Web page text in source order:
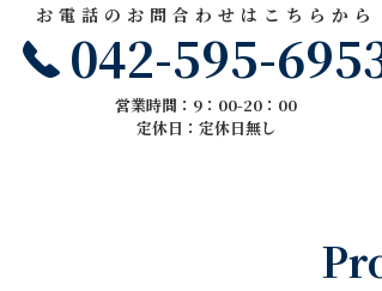
お電話のお問合わせはこちらから
042-595-
営業時間：9：00-20：00
定休日：定休日無し